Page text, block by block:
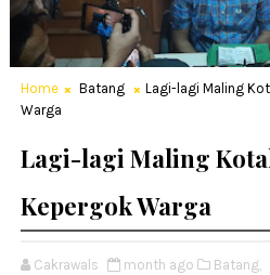
Home Batang
Lagi-lagi Maling
Warga
Lagi-lagi Maling
Kepergok Warga
Cakrawals month ago Batang,